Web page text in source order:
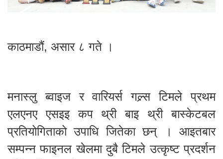
काठमाडौं, असार ८ गते ।
मनास्लु ब्वाइज र वारियर्स गल्र्स टिमले प्रथम
एलएनए एसइइ कप थ्री बाइ थ्री बास्केटबल
प्रतियोगिताको उपाधि जितेका छन् । आइतबार
सम्पन्न फाइनल खेलमा दुबै टिमले उत्कृष्ट प्रदर्शन